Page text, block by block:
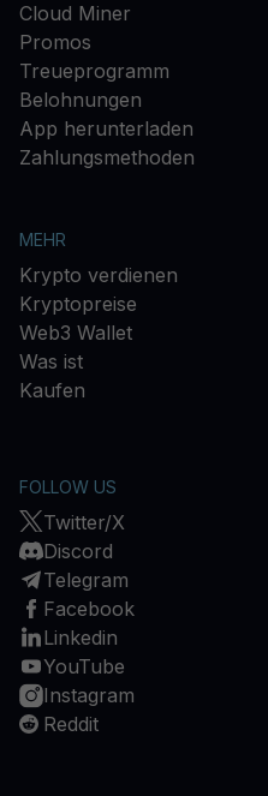
Cloud Miner
Promos
Treueprogramm
Belohnungen
App herunterladen
Zahlungsmethoden
MEHR
Krypto verdienen
Kryptopreise
Web3 Wallet
Was ist
Kaufen
FOLLOW US
Twitter/X
Discord
Telegram
Facebook
Linkedin
YouTube
Instagram
Reddit